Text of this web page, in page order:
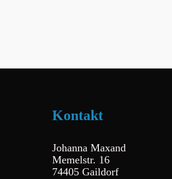
Kontakt
Johanna Maxand
Memelstr. 16
74405 Gaildorf